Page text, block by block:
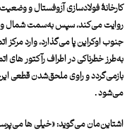
کارخانۀ فولادسازی آزوفستال و وضعیت
روایت می‌کند، سپس به‌سمت شمال و
جنوب اوکراین پا می‌گذارد، وارد
به‌طرز خطرناکی در اطراف رآکتور های
بازمی‌گرد‌د و راوی ملحق‌شدن قطعی
می‌شود .
اشتاین‌مان می‌گوید: «خیلی ها